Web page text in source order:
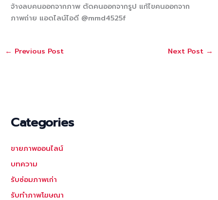
จ้างลบคนออกจากภาพ ตัดคนออกจากรูป แก้ไขคนออกจาก
ภาพถ่าย แอดไลน์ไอดี @mmd4525f
← Previous Post Next Post →
Categories
ขายภาพออนไลน์
บทความ
รับซ่อมภาพเก่า
รับทำภาพโฆษณา